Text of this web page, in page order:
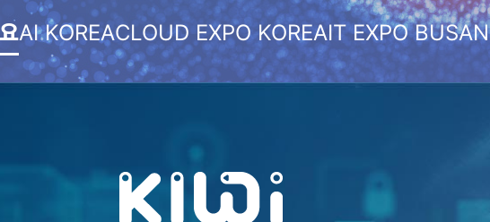
AI KOREACLOUD EXPO KOREAIT EXPO BUSAN